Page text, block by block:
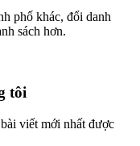
phố khác, đổi danh
sách hơn.
tôi
viết mới nhất được